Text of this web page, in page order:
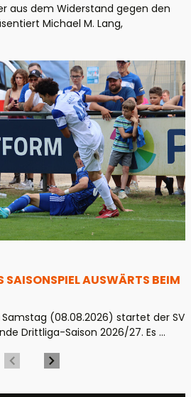
aus dem Widerstand gegen den
Michael M. Lang,
SAISONSPIEL AUSWÄRTS BEIM
(08.08.2026) startet der SV
Drittliga-Saison 2026/27. Es ...